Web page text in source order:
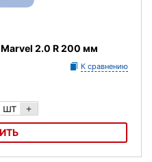
2.0 R 200 мм
К сравнению
шт +